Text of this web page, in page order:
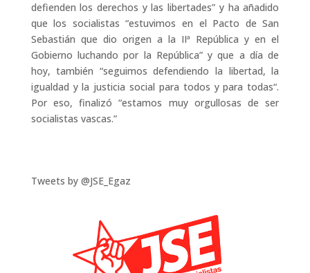
defienden los derechos y las libertades” y ha añadido
que los socialistas “estuvimos en el Pacto de San
Sebastián que dio origen a la IIª República y en el
Gobierno luchando por la República” y que a día de
hoy, también “seguimos defendiendo la libertad, la
igualdad y la justicia social para todos y para todas“.
Por eso, finalizó “estamos muy orgullosas de ser
socialistas vascas.”
Tweets by @JSE_Egaz